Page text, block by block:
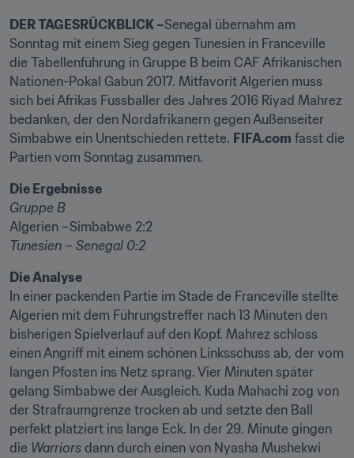
DER TAGESRÜCKBLICK –Senegal übernahm am
Sonntag mit einem Sieg gegen Tunesien in Franceville
die Tabellenführung in Gruppe B beim CAF Afrikanischen
Nationen-Pokal Gabun 2017. Mitfavorit Algerien muss
sich bei Afrikas Fussballer des Jahres 2016 Riyad Mahrez
bedanken, der den Nordafrikanern gegen Außenseiter
Simbabwe ein Unentschieden rettete. FIFA.com fasst die
Partien vom Sonntag zusammen.
Die Ergebnisse
Algerien –Simbabwe 2:2
Tunesien – Senegal 0:2
Die Analyse
In einer packenden Partie im Stade de Franceville stellte
Algerien mit dem Führungstreffer nach 13 Minuten den
bisherigen Spielverlauf auf den Kopf. Mahrez schloss
einen Angriff mit einem schönen Linksschuss ab, der vom
langen Pfosten ins Netz sprang. Vier Minuten später
gelang Simbabwe der Ausgleich. Kuda Mahachi zog von
der Strafraumgrenze trocken ab und setzte den Ball
perfekt platziert ins lange Eck. In der 29. Minute gingen
die Warriors dann durch einen von Nyasha Mushekwi